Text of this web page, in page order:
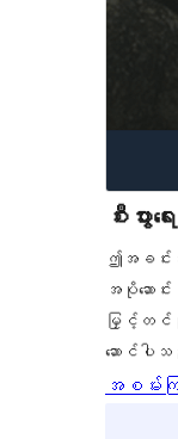
စီးပွာ
ဤအခင်း
အပိုဆောင်
မြှင့်တင်မှု
ဆောင်ပါ
အစမ်း